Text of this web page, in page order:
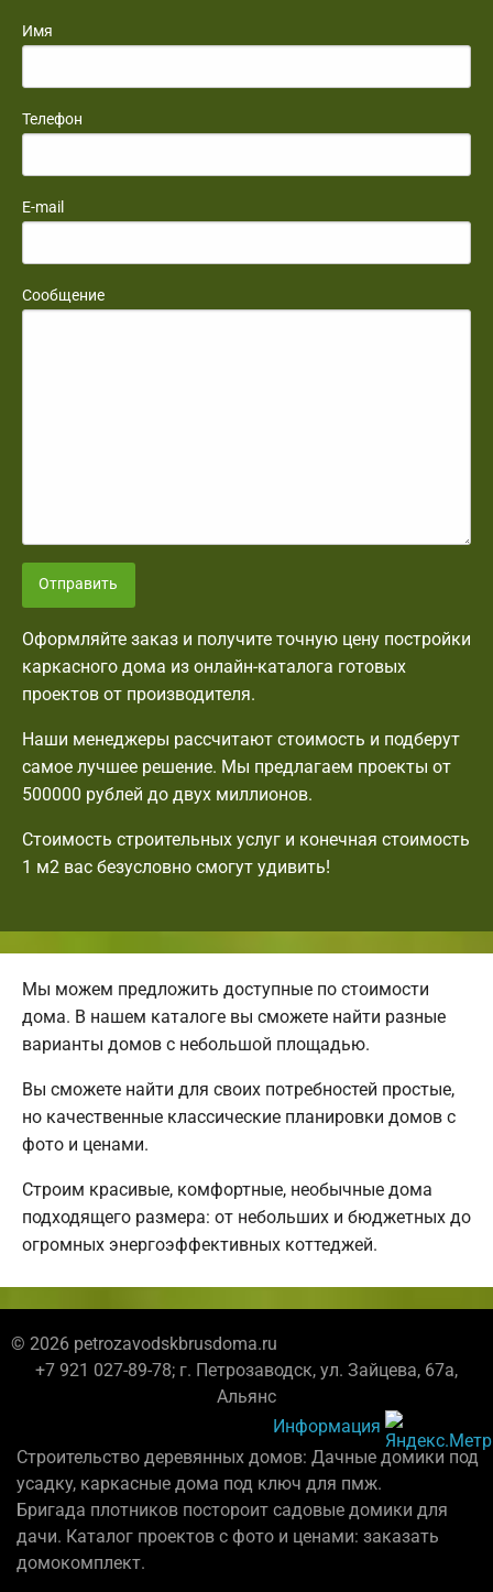
Имя
Телефон
E-mail
Сообщение
Отправить
Оформляйте заказ и получите точную цену постройки
каркасного дома из онлайн-каталога готовых
проектов от производителя.
Наши менеджеры рассчитают стоимость и подберут
самое лучшее решение. Мы предлагаем проекты от
500000 рублей до двух миллионов.
Стоимость строительных услуг и конечная стоимость
1 м2 вас безусловно смогут удивить!
Мы можем предложить доступные по стоимости
дома. В нашем каталоге вы сможете найти разные
варианты домов с небольшой площадью.
Вы сможете найти для своих потребностей простые,
но качественные классические планировки домов с
фото и ценами.
Строим красивые, комфортные, необычные дома
подходящего размера: от небольших и бюджетных до
огромных энергоэффективных коттеджей.
© 2026 petrozavodskbrusdoma.ru
+7 921 027-89-78; г. Петрозаводск, ул. Зайцева, 67а,
Альянс
Информация
Строительство деревянных домов: Дачные домики под
усадку, каркасные дома под ключ для пмж.
Бригада плотников постороит садовые домики для
дачи. Каталог проектов с фото и ценами: заказать
домокомплект.